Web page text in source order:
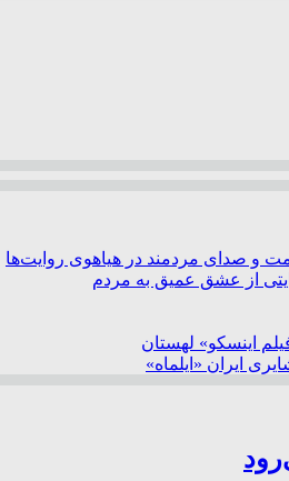
و صدای مردمند در هیاهوی روایت‌ها
از عشق عمیق به مردم
اینسکو» لهستان
ایران «ایلماه»